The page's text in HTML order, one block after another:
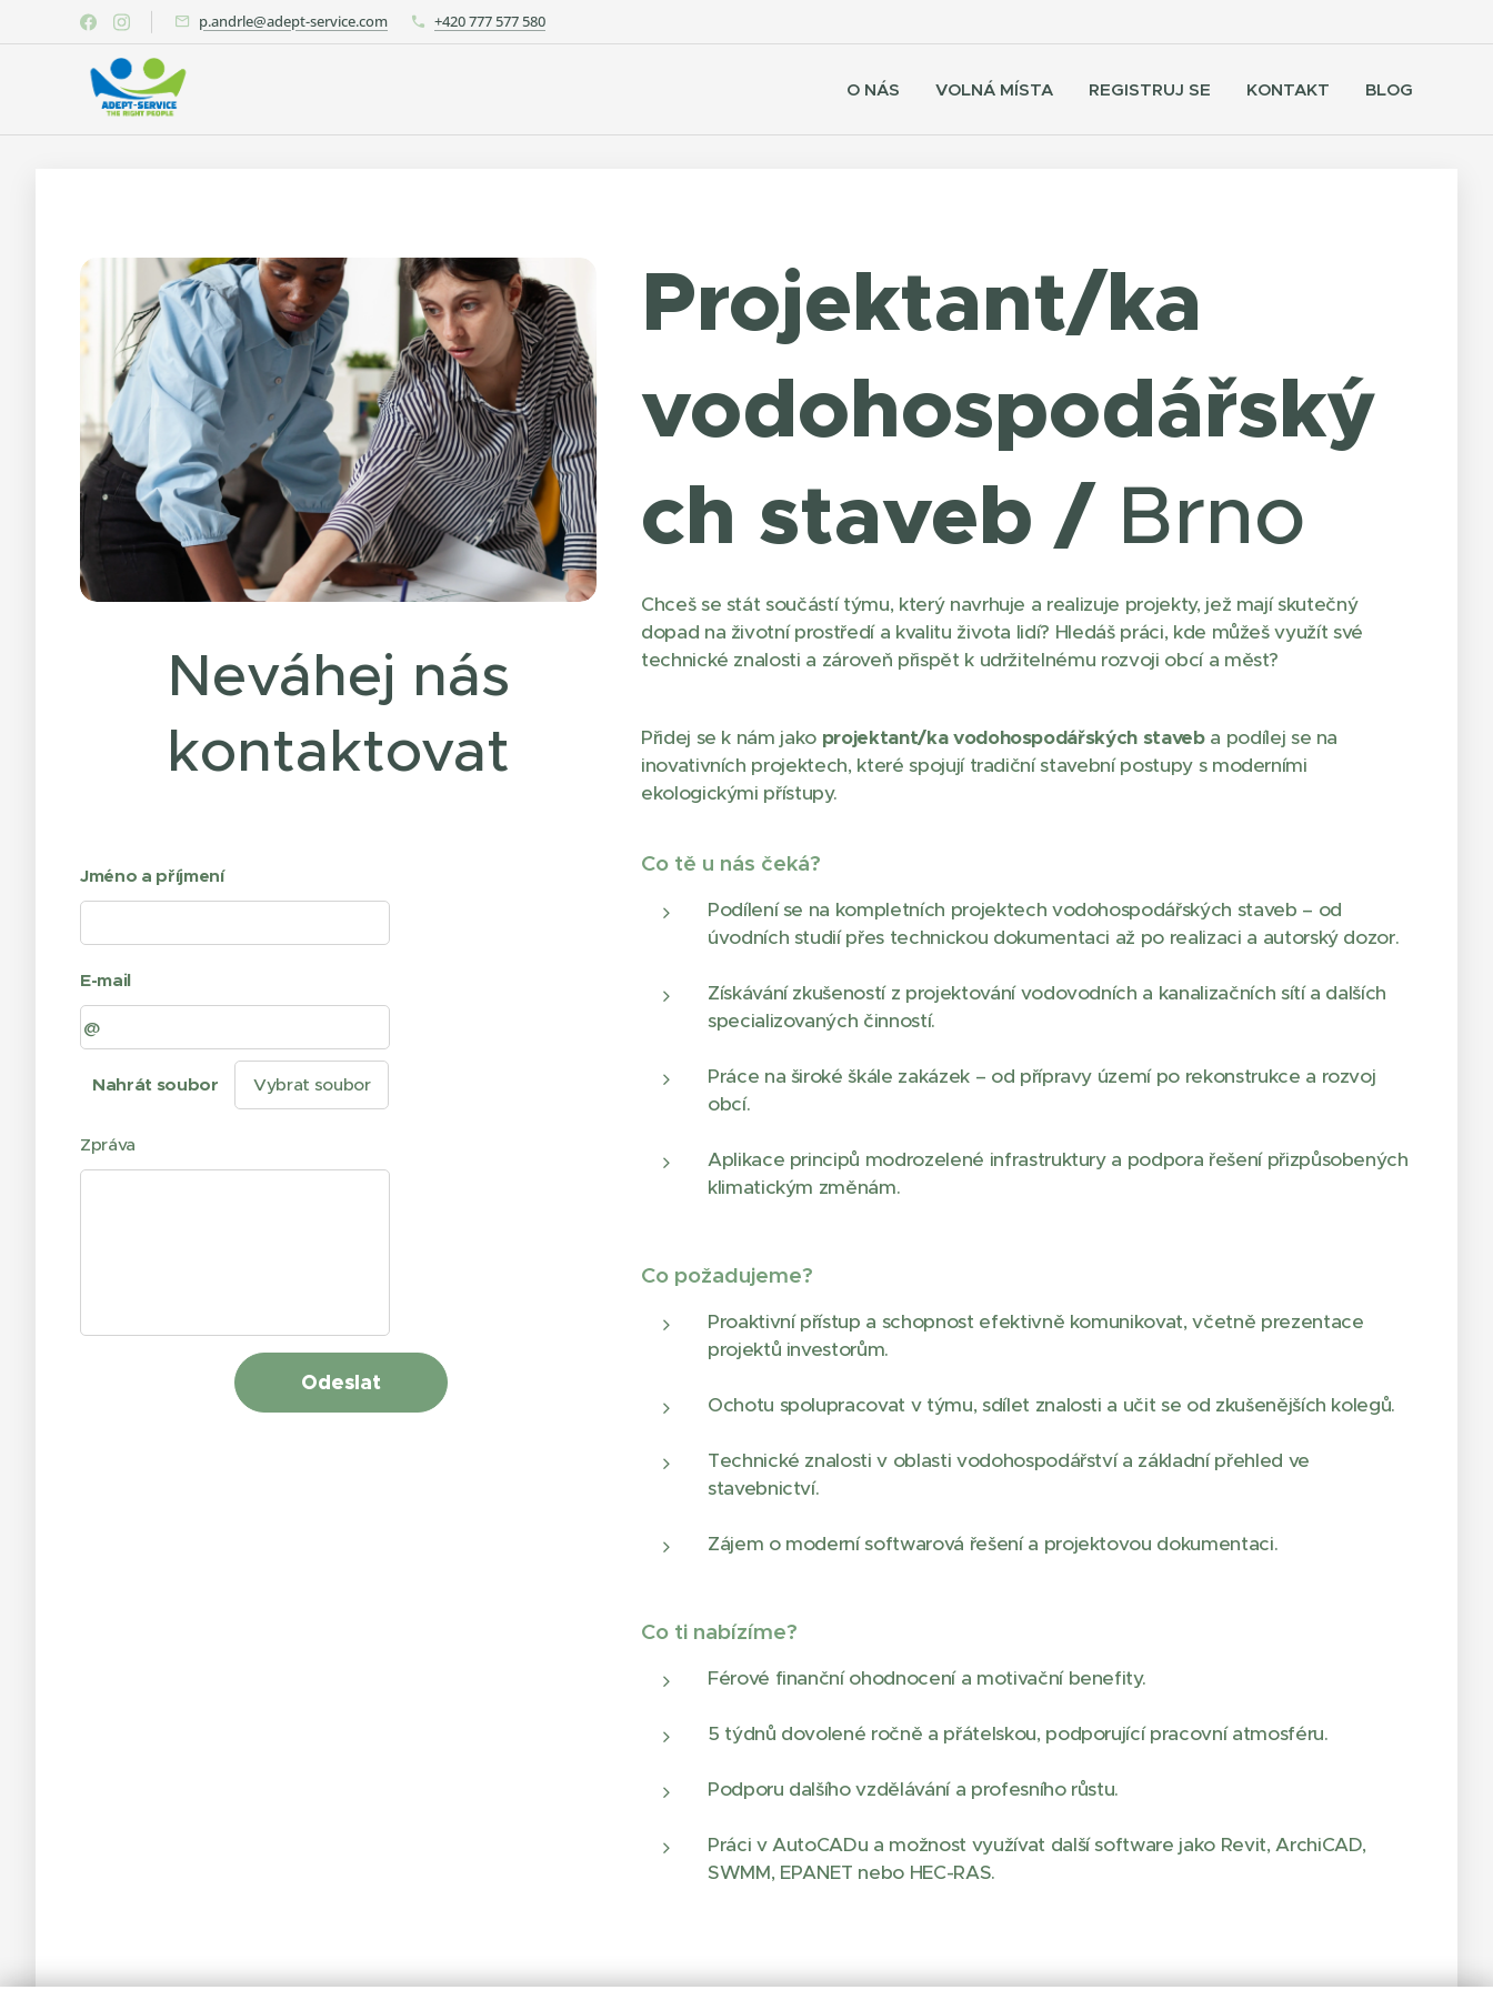
p.andrle@adept-service.com +420 777 577 580
O NÁS VOLNÁ MÍSTA REGISTRUJ SE KONTAKT BLOG
Neváhej nás
kontaktovat
Jméno a příjmení
E-mail
Nahrát soubor Vybrat soubor
Zpráva
Odeslat
Projektant/ka
vodohospodářský
ch staveb /Brno
Chceš se stát součástí týmu, který navrhuje a realizuje projekty, jež mají skutečný
dopad na životní prostředí a kvalitu života lidí? Hledáš práci, kde můžeš využít své
technické znalosti a zároveň přispět k udržitelnému rozvoji obcí a měst?
Přidej se k nám jako projektant/ka vodohospodářských staveba podílej se na
inovativních projektech, které spojují tradiční stavební postupy s moderními
ekologickými přístupy.
Co tě u nás čeká?
Podílení se na kompletních projektech vodohospodářských staveb – od
úvodních studií přes technickou dokumentaci až po realizaci a autorský dozor.
Získávání zkušeností z projektování vodovodních a kanalizačních sítí a dalších
specializovaných činností.
Práce na široké škále zakázek – od přípravy území po rekonstrukce a rozvoj
obcí.
Aplikace principů modrozelené infrastruktury a podpora řešení přizpůsobených
klimatickým změnám.
Co požadujeme?
Proaktivní přístup a schopnost efektivně komunikovat, včetně prezentace
projektů investorům.
Ochotu spolupracovat v týmu, sdílet znalosti a učit se od zkušenějších kolegů.
Technické znalosti v oblasti vodohospodářství a základní přehled ve
stavebnictví.
Zájem o moderní softwarová řešení a projektovou dokumentaci.
Co ti nabízíme?
Férové finanční ohodnocení a motivační benefity.
5 týdnů dovolené ročně a přátelskou, podporující pracovní atmosféru.
Podporu dalšího vzdělávání a profesního růstu.
Práci v AutoCADu a možnost využívat další software jako Revit, ArchiCAD,
SWMM, EPANET nebo HEC-RAS.